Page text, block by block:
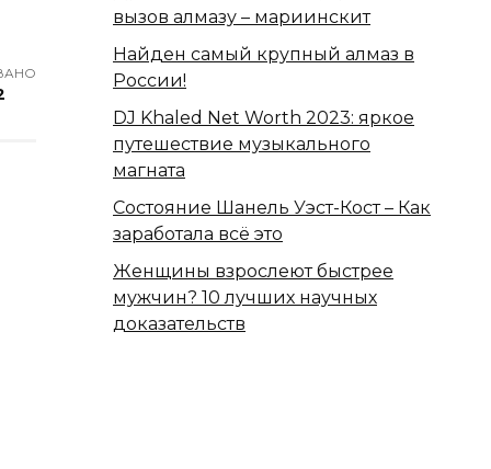
вызов алмазу – мариинскит
Найден самый крупный алмаз в
России!
DJ Khaled Net Worth 2023: яркое
путешествие музыкального
магната
Состояние Шанель Уэст-Кост – Как
заработала всё это
Женщины взрослеют быстрее
мужчин? 10 лучших научных
доказательств